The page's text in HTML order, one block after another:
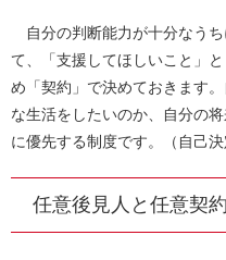
自分の判断能力が十分なうち
て、「支援してほしいこと」
め「契約」で決めておきます
な生活をしたいのか、自分の
に優先する制度です。（自己決
任意後見人と任意契約